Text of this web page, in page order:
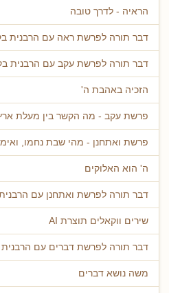
הראיה - לדרך טובה
דבר תורה לפרשת ראה עם הרבנית
דבר תורה לפרשת עקב עם הרבנית
הזכיה באהבת ה'
פרשת עקב - מה הקשר בין מעלת
פרשת ואתחנן - מהי שבת נחמו,
ה' הוא האלוקים
דבר תורה לפרשת ואתחנן עם הרבנית
שירים ווקאלים תוצרת AI
דבר תורה לפרשת דברים עם הרבנית
משה נושא דברים